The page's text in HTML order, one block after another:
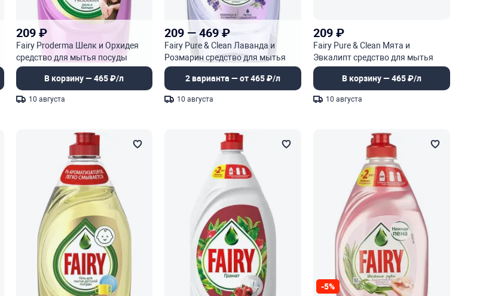
209 ₽
Fairy Proderma Шелк и Орхидея
средство для мытья посуды
В корзину — 465 ₽/л
10 августа
209 —469₽
Fairy Pure & Clean Лаванда и
Розмарин средство для мытья
посуды
2 варианта — от 465 ₽/л
10 августа
209₽
Fairy Pure & Clean Мята и
Эвкалипт средство для мытья
посуды
В корзину — 465 ₽/л
10 августа
-5%